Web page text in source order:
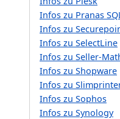
Infos zu Pranas
Infos zu
Infos zu SelectLine
Infos zu Seller-
Infos zu Shopware
Infos zu
Infos zu Sophos
Infos zu Synology